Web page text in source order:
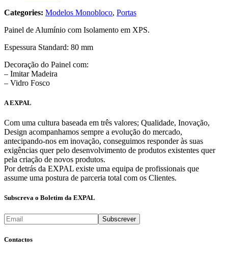
Categories: Modelos Monobloco, Portas
Painel de Alumínio com Isolamento em XPS.
Espessura Standard: 80 mm
Decoração do Painel com:
– Imitar Madeira
– Vidro Fosco
A EXPAL
Com uma cultura baseada em três valores; Qualidade, Inovação,
Design acompanhamos sempre a evolução do mercado,
antecipando-nos em inovação, conseguimos responder às suas
exigências quer pelo desenvolvimento de produtos existentes quer
pela criação de novos produtos.
Por detrás da EXPAL existe uma equipa de profissionais que
assume uma postura de parceria total com os Clientes.
Subscreva o Boletim da EXPAL
Contactos